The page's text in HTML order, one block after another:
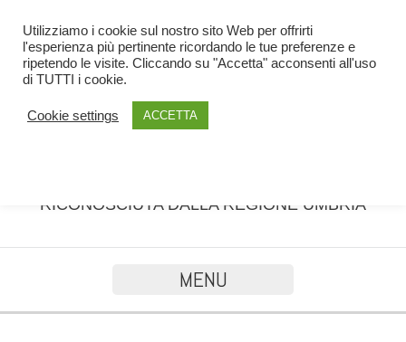
RICONOSCIUTA DALLA REGIONE UMBRIA
MENU
Utilizziamo i cookie sul nostro sito Web per offrirti
l'esperienza più pertinente ricordando le tue preferenze e
ripetendo le visite. Cliccando su "Accetta" acconsenti all'uso
di TUTTI i cookie.
Cookie settings ACCETTA